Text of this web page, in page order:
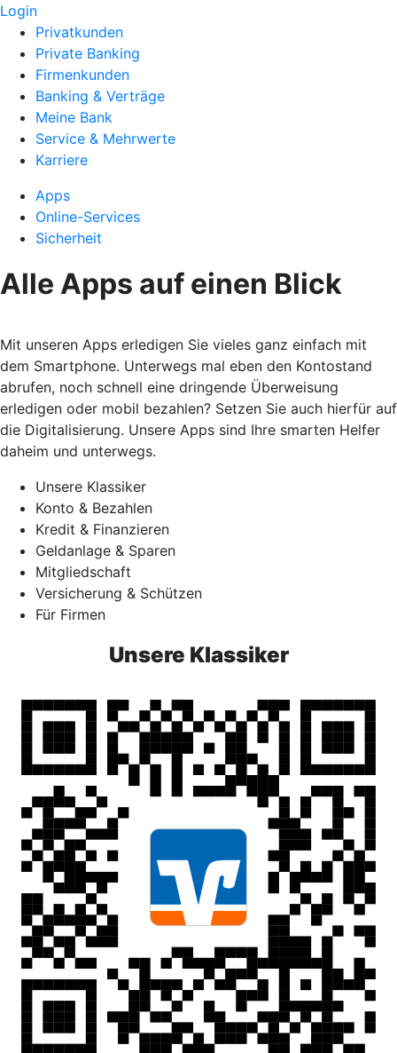
Login
Privatkunden
Private Banking
Firmenkunden
Banking & Verträge
Meine Bank
Service & Mehrwerte
Karriere
Apps
Online-Services
Sicherheit
Alle Apps auf einen Blick
Mit unseren Apps erledigen Sie vieles ganz einfach mit
dem Smartphone. Unterwegs mal eben den Kontostand
abrufen, noch schnell eine dringende Überweisung
erledigen oder mobil bezahlen? Setzen Sie auch hierfür auf
die Digitalisierung. Unsere Apps sind Ihre smarten Helfer
daheim und unterwegs.
Unsere Klassiker
Konto & Bezahlen
Kredit & Finanzieren
Geldanlage & Sparen
Mitgliedschaft
Versicherung & Schützen
Für Firmen
Unsere Klassiker